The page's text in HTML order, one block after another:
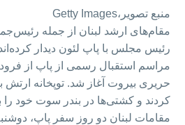
منبع تصویر،Getty Images
مقام‌های ارشد لبنان از جمله
رئیس مجلس با پاپ لئون دیدار
مراسم استقبال رسمی از پاپ از
حریری بیروت آغاز شد. توپخانه‌
کردند و کشتی‌ها در بندر سوت خود را
مقامات لبنان دو روز سفر پاپ،